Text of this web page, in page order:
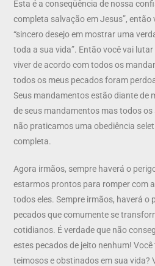
Esta é a conseqüência de nossa
completa salvação em Jesus”,
“sincero desejo em mostrar uma
toda a sua vida”. Então você vai
viver de acordo com todos os
todos os meus pecados foram
Seus mandamentos estão diante de
de seus mandamentos mas todos
não praticamos uma obediência
completa.
Agora irmãos, sempre haverá o
estarmos prontos para romper com
todos eles. Sempre irmãos, haverá o
pecados que comumente se
cotidianos. É verdade que não
estes pecados de jeito nenhum!
teimosos e obstinados em sua vida?